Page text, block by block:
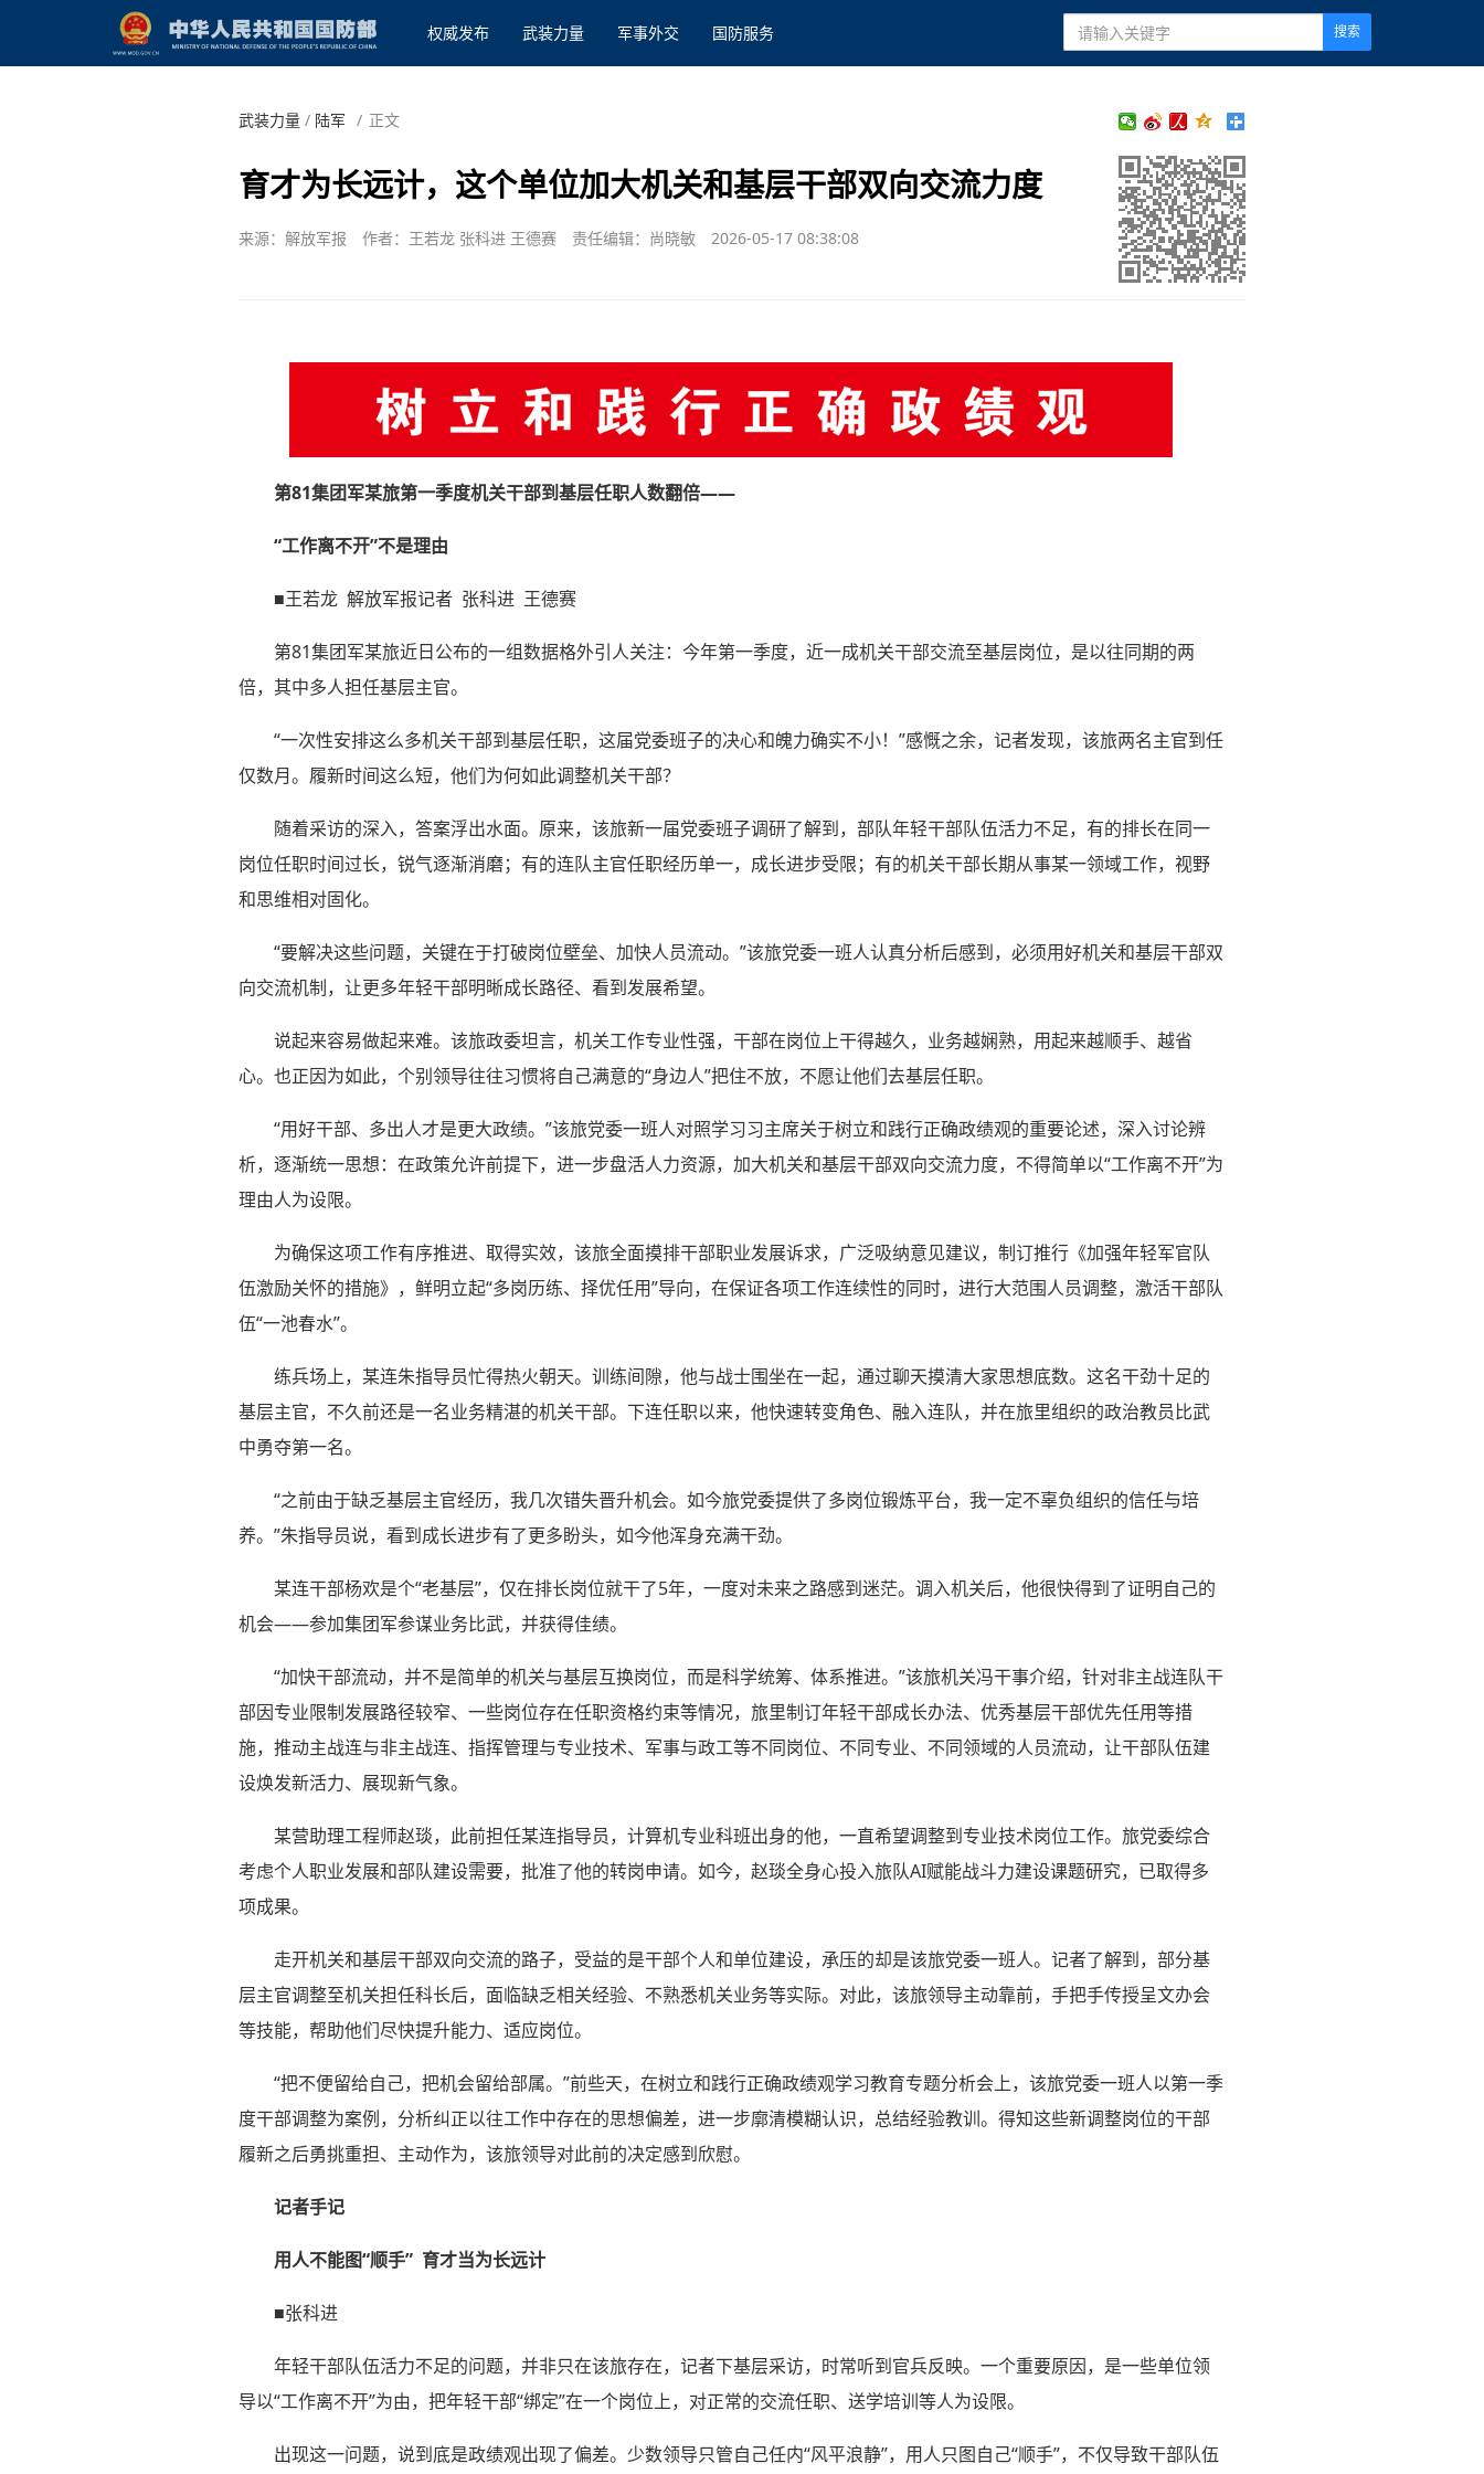
权威发布 武装力量 军事外交 国防服务 搜索
武装力量/ 陆军 / 正文
育才为长远计，这个单位加大机关和基层干部双向交流力度
来源：解放军报 作者：王若龙 张科进 王德赛 责任编辑：尚晓敏 2026-05-17 08:38:08
第81集团军某旅第一季度机关干部到基层任职人数翻倍——
“工作离不开”不是理由
■王若龙 解放军报记者 张科进 王德赛
第81集团军某旅近日公布的一组数据格外引人关注：今年第一季度，近一成机关干部交流至基层岗位，是以往同期的两
倍，其中多人担任基层主官。
“一次性安排这么多机关干部到基层任职，这届党委班子的决心和魄力确实不小！”感慨之余，记者发现，该旅两名主官到任
仅数月。履新时间这么短，他们为何如此调整机关干部？
随着采访的深入，答案浮出水面。原来，该旅新一届党委班子调研了解到，部队年轻干部队伍活力不足，有的排长在同一
岗位任职时间过长，锐气逐渐消磨；有的连队主官任职经历单一，成长进步受限；有的机关干部长期从事某一领域工作，视野
和思维相对固化。
“要解决这些问题，关键在于打破岗位壁垒、加快人员流动。”该旅党委一班人认真分析后感到，必须用好机关和基层干部双
向交流机制，让更多年轻干部明晰成长路径、看到发展希望。
说起来容易做起来难。该旅政委坦言，机关工作专业性强，干部在岗位上干得越久，业务越娴熟，用起来越顺手、越省
心。也正因为如此，个别领导往往习惯将自己满意的“身边人”把住不放，不愿让他们去基层任职。
“用好干部、多出人才是更大政绩。”该旅党委一班人对照学习习主席关于树立和践行正确政绩观的重要论述，深入讨论辨
析，逐渐统一思想：在政策允许前提下，进一步盘活人力资源，加大机关和基层干部双向交流力度，不得简单以“工作离不开”为
理由人为设限。
为确保这项工作有序推进、取得实效，该旅全面摸排干部职业发展诉求，广泛吸纳意见建议，制订推行《加强年轻军官队
伍激励关怀的措施》，鲜明立起“多岗历练、择优任用”导向，在保证各项工作连续性的同时，进行大范围人员调整，激活干部队
伍“一池春水”。
练兵场上，某连朱指导员忙得热火朝天。训练间隙，他与战士围坐在一起，通过聊天摸清大家思想底数。这名干劲十足的
基层主官，不久前还是一名业务精湛的机关干部。下连任职以来，他快速转变角色、融入连队，并在旅里组织的政治教员比武
中勇夺第一名。
“之前由于缺乏基层主官经历，我几次错失晋升机会。如今旅党委提供了多岗位锻炼平台，我一定不辜负组织的信任与培
养。”朱指导员说，看到成长进步有了更多盼头，如今他浑身充满干劲。
某连干部杨欢是个“老基层”，仅在排长岗位就干了5年，一度对未来之路感到迷茫。调入机关后，他很快得到了证明自己的
机会——参加集团军参谋业务比武，并获得佳绩。
“加快干部流动，并不是简单的机关与基层互换岗位，而是科学统筹、体系推进。”该旅机关冯干事介绍，针对非主战连队干
部因专业限制发展路径较窄、一些岗位存在任职资格约束等情况，旅里制订年轻干部成长办法、优秀基层干部优先任用等措
施，推动主战连与非主战连、指挥管理与专业技术、军事与政工等不同岗位、不同专业、不同领域的人员流动，让干部队伍建
设焕发新活力、展现新气象。
某营助理工程师赵琰，此前担任某连指导员，计算机专业科班出身的他，一直希望调整到专业技术岗位工作。旅党委综合
考虑个人职业发展和部队建设需要，批准了他的转岗申请。如今，赵琰全身心投入旅队AI赋能战斗力建设课题研究，已取得多
项成果。
走开机关和基层干部双向交流的路子，受益的是干部个人和单位建设，承压的却是该旅党委一班人。记者了解到，部分基
层主官调整至机关担任科长后，面临缺乏相关经验、不熟悉机关业务等实际。对此，该旅领导主动靠前，手把手传授呈文办会
等技能，帮助他们尽快提升能力、适应岗位。
“把不便留给自己，把机会留给部属。”前些天，在树立和践行正确政绩观学习教育专题分析会上，该旅党委一班人以第一季
度干部调整为案例，分析纠正以往工作中存在的思想偏差，进一步廓清模糊认识，总结经验教训。得知这些新调整岗位的干部
履新之后勇挑重担、主动作为，该旅领导对此前的决定感到欣慰。
记者手记
用人不能图“顺手” 育才当为长远计
■张科进
年轻干部队伍活力不足的问题，并非只在该旅存在，记者下基层采访，时常听到官兵反映。一个重要原因，是一些单位领
导以“工作离不开”为由，把年轻干部“绑定”在一个岗位上，对正常的交流任职、送学培训等人为设限。
出现这一问题，说到底是政绩观出现了偏差。少数领导只管自己任内“风平浪静”，用人只图自己“顺手”，不仅导致干部队伍